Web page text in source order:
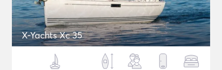
X-Yachts Xc 35